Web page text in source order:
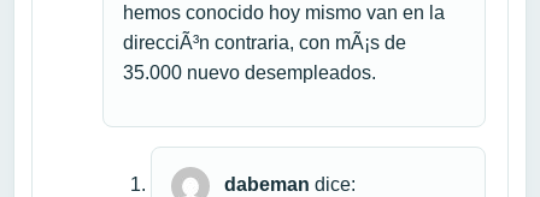
hemos conocido hoy mismo van en la
direcciÃ³n contraria, con mÃ¡s de
35.000 nuevo desempleados.
dabeman dice: